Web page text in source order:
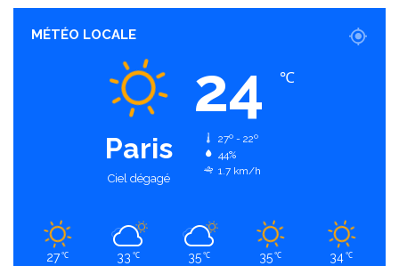
MÉTÉO LOCALE
Paris
Ciel dégagé
24 ℃
27º - 22º
44%
1.7 km/h
27 ℃ 33 ℃ 35 ℃ 35 ℃ 34 ℃